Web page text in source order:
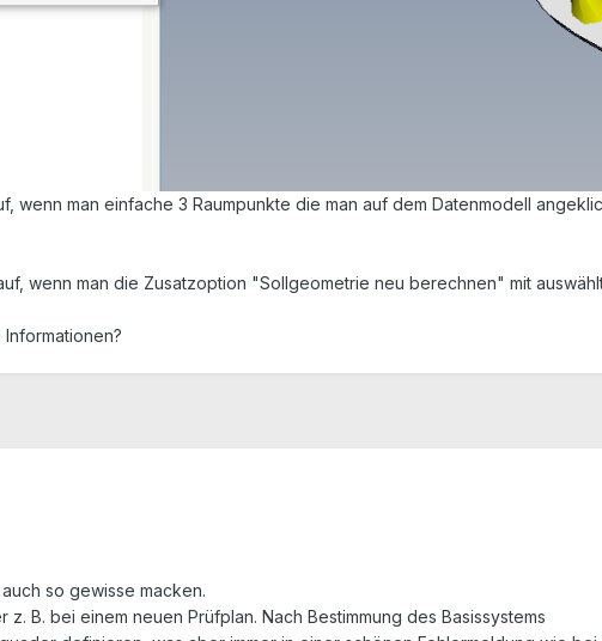
wenn man einfache 3 Raumpunkte die man auf dem Datenmodell
wenn man die Zusatzoption "Sollgeometrie neu berechnen" mit
so gewisse macken.
z. B. bei einem neuen Prüfplan. Nach Bestimmung des Basissystems